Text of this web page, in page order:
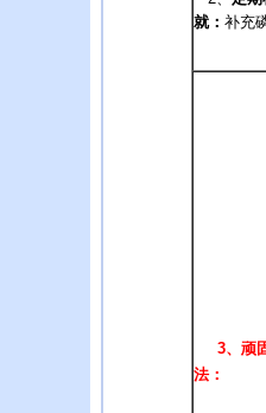
就： 补充
3、顽
法：